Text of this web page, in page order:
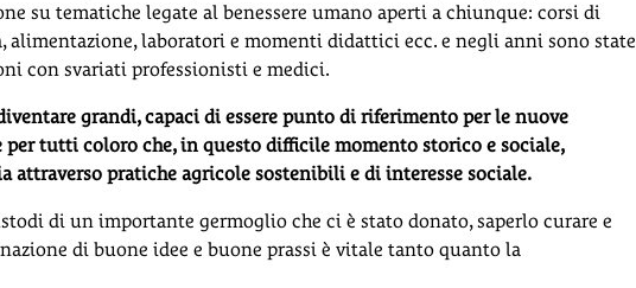
su tematiche legate al benessere umano aperti a chiunque: corsi di
alimentazione, laboratori e momenti didattici ecc. e negli anni sono state
con svariati professionisti e medici.
grandi, capaci di essere punto di riferimento per le nuove
tutti coloro che, in questo difficile momento storico e sociale,
attraverso pratiche agricole sostenibili e di interesse sociale.
di un importante germoglio che ci è stato donato, saperlo curare e
di buone idee e buone prassi è vitale tanto quanto la